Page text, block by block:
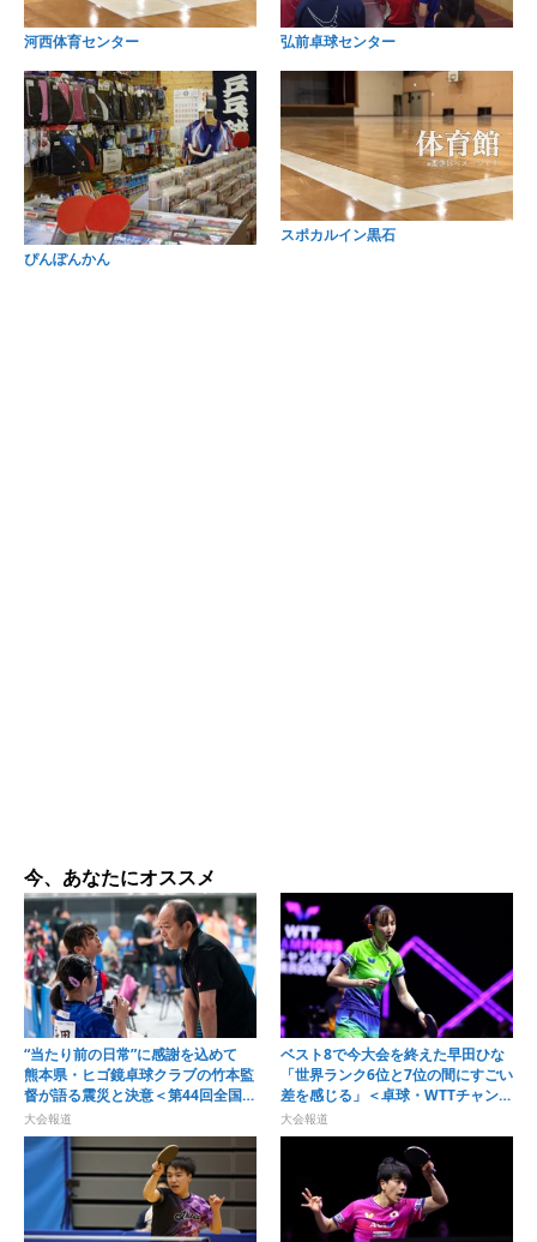
河西体育センター 弘前卓球センター
ぴんぽんかん
スポカルイン黒石
今、あなたにオススメ
“当たり前の日常”に感謝を込めて
熊本県・ヒゴ鏡卓球クラブの竹本監
督が語る震災と決意＜第44回全国ホ
ープス卓球大会＞
大会報道
ベスト8で今大会を終えた早田ひな
「世界ランク6位と7位の間にすごい
差を感じる」＜卓球・WTTチャンピ
オンズ横浜2026＞
大会報道